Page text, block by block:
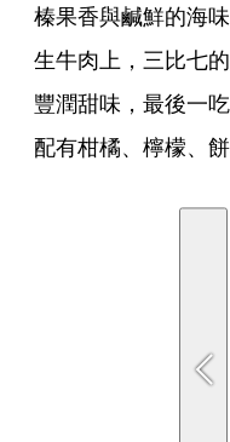
榛果香與鹹鮮的海
生牛肉上，三比七
豐潤甜味，最後一
配有柑橘、檸檬、